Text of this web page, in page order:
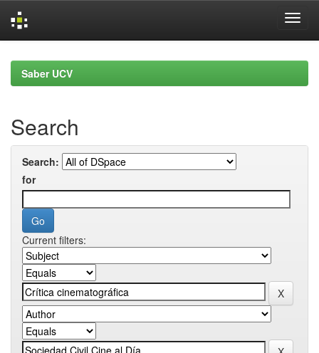
navigationSaber UCV
Search
Search:
for
Current filters: